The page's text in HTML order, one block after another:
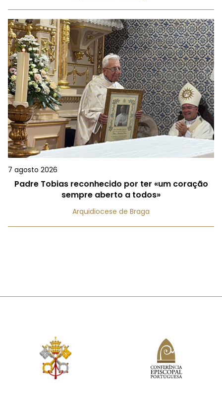
7 agosto 2026
Padre Tobias reconhecido por ter «um coração
sempre aberto a todos»
Arquidiocese de Braga